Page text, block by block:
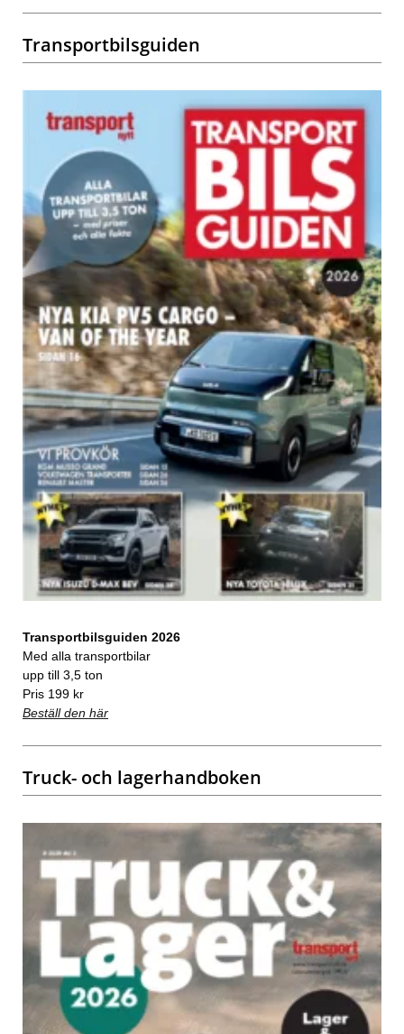
Transportbilsguiden
Transportbilsguiden 2026
Med alla transportbilar
upp till 3,5 ton
Pris 199 kr
Beställ den här
Truck- och lagerhandboken